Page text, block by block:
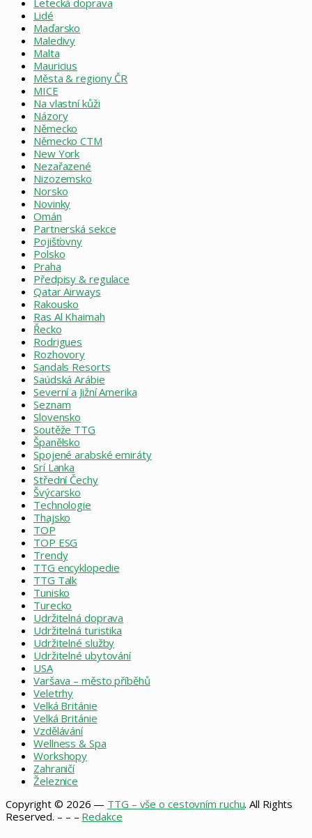
Lidé
Maďarsko
Maledivy
Malta
Mauricius
Města & regiony ČR
MICE
Na vlastní kůži
Názory
Německo
Německo CTM
New York
Nezařazené
Nizozemsko
Norsko
Novinky
Omán
Partnerská sekce
Pojišťovny
Polsko
Praha
Předpisy & regulace
Qatar Airways
Rakousko
Ras Al Khaimah
Řecko
Rodrigues
Rozhovory
Sandals Resorts
Saúdská Arábie
Severní a Jižní Amerika
Seznam
Slovensko
Soutěže TTG
Španělsko
Spojené arabské emiráty
Srí Lanka
Střední Čechy
Švýcarsko
Technologie
Thajsko
TOP
TOP ESG
Trendy
TTG encyklopedie
TTG Talk
Tunisko
Turecko
Udržitelná doprava
Udržitelná turistika
Udržitelné služby
Udržitelné ubytování
USA
Varšava – město příběhů
Veletrhy
Velká Británie
Velká Británie
Vzdělávání
Wellness & Spa
Workshopy
Zahraničí
Železnice
Copyright © 2026 — TTG – vše o cestovním ruchu. All Rights
Reserved. – – – Redakce